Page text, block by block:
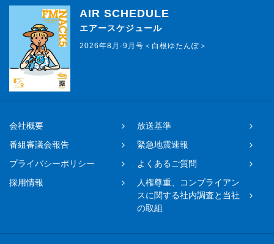
AIR SCHEDULE
エアースケジュール
2026年8月-9月号＜白根ゆたんぽ＞
会社概要
放送基準
番組審議会報告
緊急地震速報
プライバシーポリシー
よくあるご質問
採用情報
人権尊重、コンプライアン
スに関する社内調査と当社
の取組